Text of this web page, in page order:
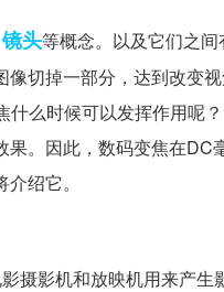
镜头等概念。以及它们之
切掉一部分，达到改变
么时候可以发挥作用呢
。因此，数码变焦在
绍它。
摄影机和放映机用来产生